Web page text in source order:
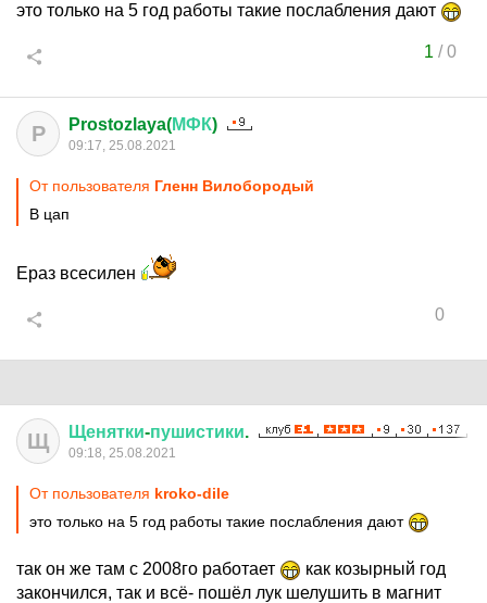
это только на 5 год работы такие послабления дают
1 /0
P Prostozlaya(МФК)
09:17, 25.08.2021
От пользователя Гленн Вилобородый
В цап
Ераз всесилен
0
Щ Щенятки-пушистики.
09:18, 25.08.2021
От пользователя kroko-dile
это только на 5 год работы такие послабления дают
так он же там с 2008го работает
как козырный год
закончился, так и всё- пошёл лук шелушить в магнит